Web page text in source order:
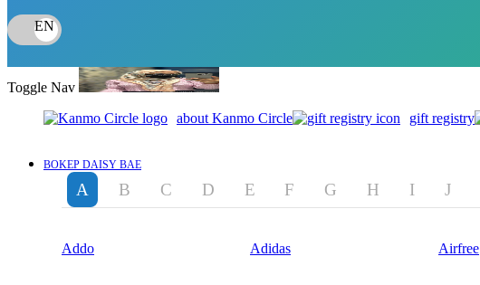
Toggle Nav
about Kanmo Circle
gift registry
BOKEP DAISY BAE
A B C D E F G H I J
Addo Adidas Airfree